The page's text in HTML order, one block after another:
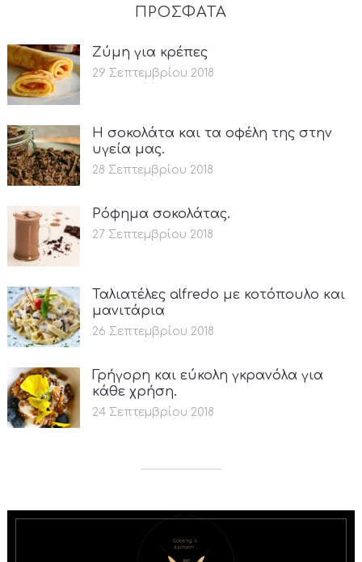
ΠΡΟΣΦΑΤΑ
Ζύμη για κρέπες
29 Σεπτεμβρίου 2018
Η σοκολάτα και τα οφέλη της στην
υγεία μας.
28 Σεπτεμβρίου 2018
Ρόφημα σοκολάτας.
27 Σεπτεμβρίου 2018
Ταλιατέλες alfredo με κοτόπουλο και
μανιτάρια
26 Σεπτεμβρίου 2018
Γρήγορη και εύκολη γκρανόλα για
κάθε χρήση.
24 Σεπτεμβρίου 2018